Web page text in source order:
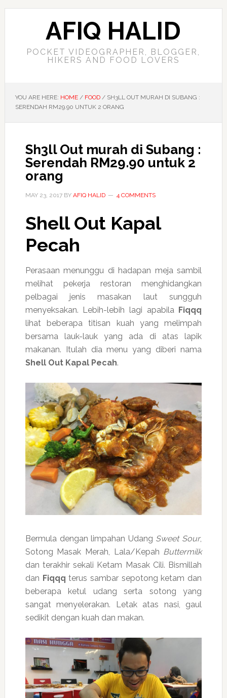
AFIQ HALID
POCKET VIDEOGRAPHER, BLOGGER,
HIKERS AND FOOD LOVERS
YOU ARE HERE: HOME / FOOD /SH3LL OUT MURAH DI SUBANG :
SERENDAH RM29.90 UNTUK 2 ORANG
Sh3ll Out murah di Subang :
Serendah RM29.90 untuk 2
orang
MAY 23, 2017BY AFIQ HALID 4 COMMENTS
Shell Out Kapal
Pecah
Perasaan menunggu di hadapan meja sambil
melihat pekerja restoran menghidangkan
pelbagai jenis masakan laut sungguh
menyeksakan. Lebih-lebih lagi apabila Fiqqq
lihat beberapa titisan kuah yang melimpah
bersama lauk-lauk yang ada di atas lapik
makanan. Itulah dia menu yang diberi nama
Shell Out Kapal Pecah.
Bermula dengan limpahan Udang Sweet Sour,
Sotong Masak Merah, Lala/Kepah Buttermilk
dan terakhir sekali Ketam Masak Cili. Bismillah
dan Fiqqq terus sambar sepotong ketam dan
beberapa ketul udang serta sotong yang
sangat menyelerakan. Letak atas nasi, gaul
sedikit dengan kuah dan makan.